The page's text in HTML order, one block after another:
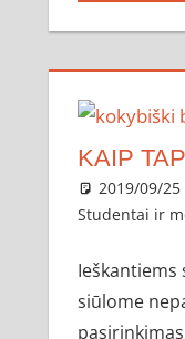
KAIP
2019/09/25
Studentai ir
Ieškantiems
siūlome